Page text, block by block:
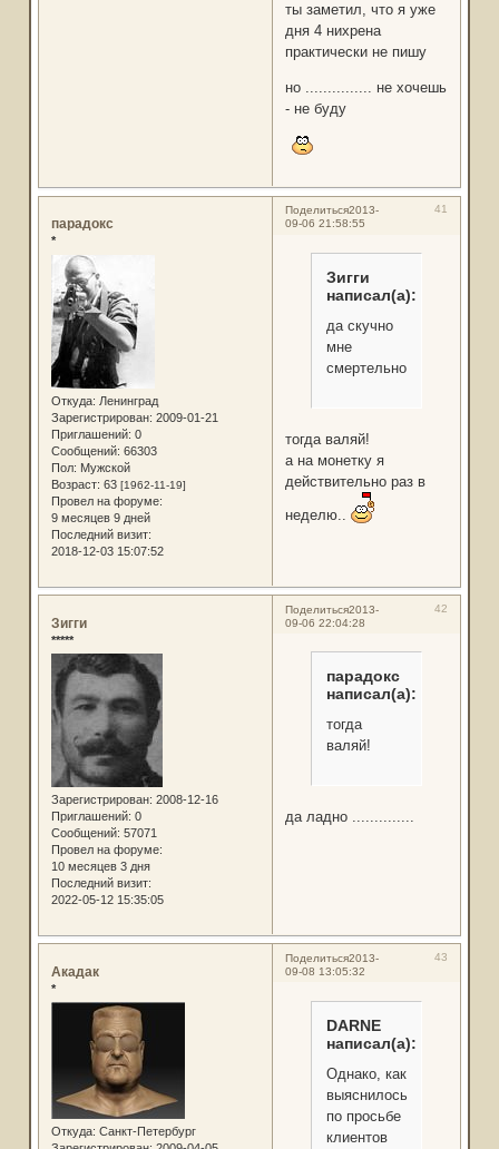
ты заметил, что я уже
дня 4 нихрена
практически не пишу
но ............... не хочешь
- не буду
Поделиться 41
2013-
09-06 21:58:55
парадокс
*
Откуда: Ленинград
Зарегистрирован: 2009-01-21
Приглашений: 0
Сообщений: 66303
Пол: Мужской
Возраст: 63 [1962-11-19]
Провел на форуме:
9 месяцев 9 дней
Последний визит:
2018-12-03 15:07:52
Зигги
написал(а):
да скучно
мне
смертельно
тогда валяй!
а на монетку я
действительно раз в
неделю..
Поделиться 42
2013-
09-06 22:04:28
Зигги
*****
Зарегистрирован: 2008-12-16
Приглашений: 0
Сообщений: 57071
Провел на форуме:
10 месяцев 3 дня
Последний визит:
2022-05-12 15:35:05
парадокс
написал(а):
тогда
валяй!
да ладно ..............
Поделиться 43
2013-
09-08 13:05:32
Акадак
*
Откуда: Санкт-Петербург
DARNE
написал(а):
Однако, как
выяснилось,
по просьбе
клиентов